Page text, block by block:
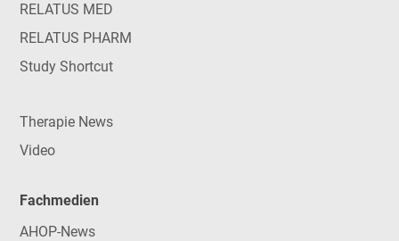
RELATUS MED
RELATUS PHARM
Study Shortcut
Therapie News
Video
Fachmedien
AHOP-News